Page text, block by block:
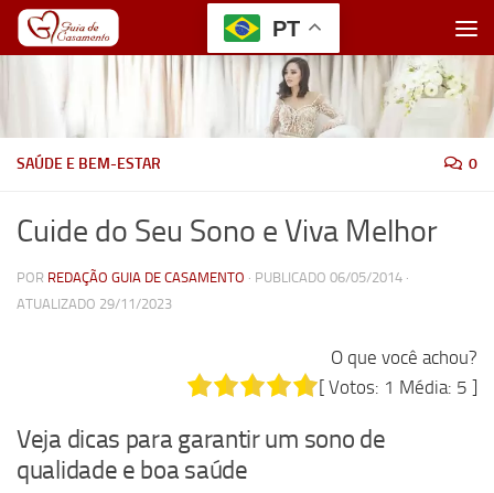
Skip to content
SAÚDE E BEM-ESTAR 0
Cuide do Seu Sono e Viva Melhor
POR REDAÇÃO GUIA DE CASAMENTO · PUBLICADO 06/05/2014 ·
ATUALIZADO 29/11/2023
O que você achou?
[ Votos: 1 Média: 5 ]
Veja dicas para garantir um sono de
qualidade e boa saúde
PT